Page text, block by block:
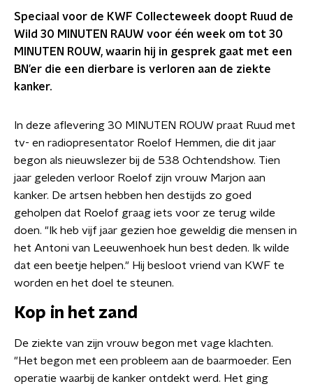
Speciaal voor de KWF Collecteweek doopt Ruud de
Wild 30 MINUTEN RAUW voor één week om tot 30
MINUTEN ROUW, waarin hij in gesprek gaat met een
BN’er die een dierbare is verloren aan de ziekte
kanker.
In deze aflevering 30 MINUTEN ROUW praat Ruud met
tv- en radiopresentator Roelof Hemmen, die dit jaar
begon als nieuwslezer bij de 538 Ochtendshow. Tien
jaar geleden verloor Roelof zijn vrouw Marjon aan
kanker. De artsen hebben hen destijds zo goed
geholpen dat Roelof graag iets voor ze terug wilde
doen. "Ik heb vijf jaar gezien hoe geweldig die mensen in
het Antoni van Leeuwenhoek hun best deden. Ik wilde
dat een beetje helpen." Hij besloot vriend van KWF te
worden en het doel te steunen.
Kop in het zand
De ziekte van zijn vrouw begon met vage klachten.
"Het begon met een probleem aan de baarmoeder. Een
operatie waarbij de kanker ontdekt werd. Het ging